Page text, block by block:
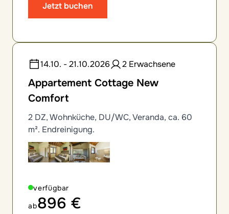
Jetzt buchen
14.10. - 21.10.2026 2 Erwachsene
Appartement Cottage New
Comfort
2 DZ, Wohnküche, DU/WC, Veranda, ca. 60
m². Endreinigung.
verfügbar
ab896 €